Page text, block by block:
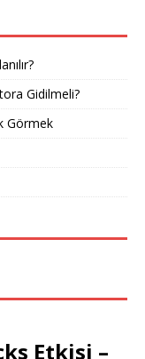
Gidilmeli?
Görmek
Etkisi –